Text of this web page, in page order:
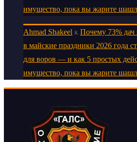
имущество, пока вы жарите
Ahmad Shakeel к Почему 73% дач
в майские праздники 2026 года
для воров — и как 5 простых
имущество, пока вы жарите